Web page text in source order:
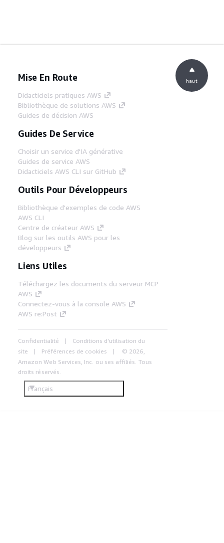
Mise En Route
Didacticiels pratiques AWS
Bibliothèque de solutions AWS
Guides de décision AWS
Guides De Service
Choisir un service d'IA générative
Guides de service AWS
Didacticiels AWS CLI sur GitHub
Outils Pour Développeurs
Bibliothèque d'exemples de code AWS
AWS CLI
Centre de créateur AWS
Blog sur les outils AWS pour les
développeurs
Liens Utiles
Téléchargez les documents du serveur MCP
AWS
Connectez-vous à la console AWS
AWS re:Post
Confidentialité
Conditions d'utilisation du
site
Préférences de cookies
© 2026,
Amazon Web Services, Inc. ou ses affiliés. Tous
droits réservés.
Français
haut